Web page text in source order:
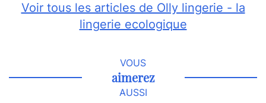
Voir tous les articles de Olly lingerie - la
lingerie ecologique
VOUS
aimerez
AUSSI